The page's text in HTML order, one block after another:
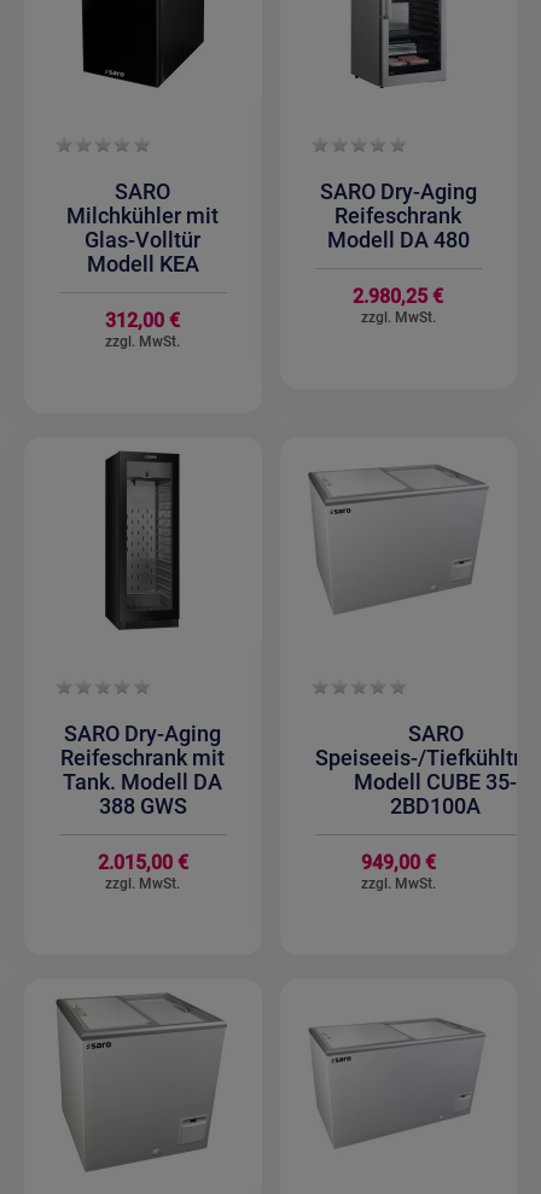
SARO
Milchkühler mit
Glas-Volltür
Modell KEA
312,00 €
SARO Dry-Aging
Reifeschrank
Modell DA 480
2.980,25 €
SARO Dry-Aging
Reifeschrank mit
Tank. Modell DA
388 GWS
2.015,00 €
SARO
Speiseeis-/
Modell CUBE 35-
2BD100A
949,00 €